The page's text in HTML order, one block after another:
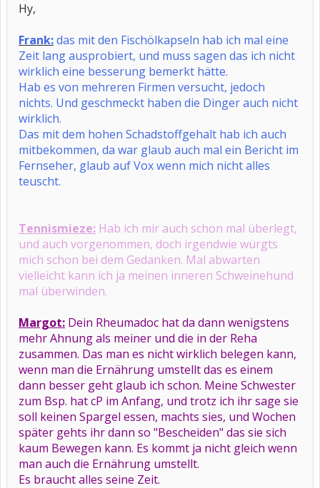
Hy,
Frank:das mit den Fischölkapseln hab ich mal eine
Zeit lang ausprobiert, und muss sagen das ich nicht
wirklich eine besserung bemerkt hätte.
Hab es von mehreren Firmen versucht, jedoch
nichts. Und geschmeckt haben die Dinger auch nicht
wirklich.
Das mit dem hohen Schadstoffgehalt hab ich auch
mitbekommen, da war glaub auch mal ein Bericht im
Fernseher, glaub auf Vox wenn mich nicht alles
teuscht.
Tennismieze: Hab ich mir auch schon mal überlegt,
und auch vorgenommen, doch irgendwie würgts
mich schon bei dem Gedanken. Mal abwarten
vielleicht kann ich ja meinen inneren Schweinehund
mal überwinden.
Margot: Dein Rheumadoc hat da dann wenigstens
mehr Ahnung als meiner und die in der Reha
zusammen. Das man es nicht wirklich belegen kann,
wenn man die Ernährung umstellt das es einem
dann besser geht glaub ich schon. Meine Schwester
zum Bsp. hat cP im Anfang, und trotz ich ihr sage sie
soll keinen Spargel essen, machts sies, und Wochen
später gehts ihr dann so "Bescheiden" das sie sich
kaum Bewegen kann. Es kommt ja nicht gleich wenn
man auch die Ernährung umstellt.
Es braucht alles seine Zeit.